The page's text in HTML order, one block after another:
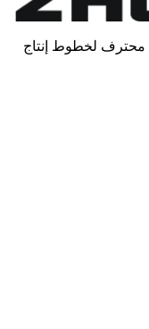
محترف لخطوط إنتاج